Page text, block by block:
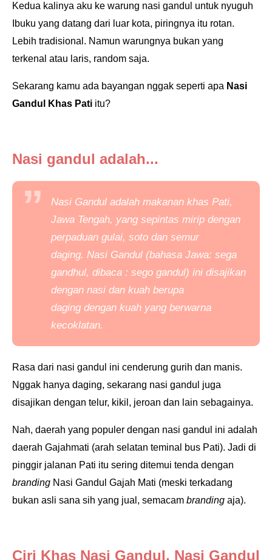
Kedua kalinya aku ke warung nasi gandul untuk nyuguh
Ibuku yang datang dari luar kota, piringnya itu rotan.
Lebih tradisional. Namun warungnya bukan yang
terkenal atau laris, random saja.
Sekarang kamu ada bayangan nggak seperti apa Nasi
Gandul Khas Pati itu?
Nasi gandul adalah...
Nasi Gandul adalah makanan khas Pati,
Jawa Tengah, yang sepintas mirip dengan
perpaduan gulai, soto dan semur
daging. Nasi Gandul (bahasa Jawa: sega
gandhul, dibaca : sego gandul) ini disajikan
dengan nasi dan kuah berupa
daging dengan kuah yang berwarna
kecoklatan.
Rasa dari nasi gandul ini cenderung gurih dan manis.
Nggak hanya daging, sekarang nasi gandul juga
disajikan dengan telur, kikil, jeroan dan lain sebagainya.
Nah, daerah yang populer dengan nasi gandul ini adalah
daerah Gajahmati (arah selatan teminal bus Pati). Jadi di
pinggir jalanan Pati itu sering ditemui tenda dengan
branding Nasi Gandul Gajah Mati (meski terkadang
bukan asli sana sih yang jual, semacam branding aja).
Ciri Khas Nasi Gandul, Nasi Gandul